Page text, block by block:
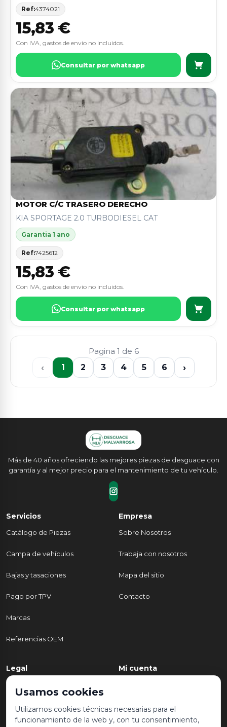
Ref:4374021
15,83 €
Con IVA, gastos de envio no incluidos.
Consultar por whatsapp
MOTOR C/C TRASERO DERECHO
KIA SPORTAGE 2.0 TURBODIESEL CAT
Garantia 1 ano
Ref:7425612
15,83 €
Con IVA, gastos de envio no incluidos.
Consultar por whatsapp
Pagina 1 de 6
‹ 1 2 3 4 5 6 ›
Más de 40 años ofreciendo las mejores piezas de desguace con
garantía y al mejor precio para el mantenimiento de tu vehículo.
Servicios
Catálogo de Piezas
Campa de vehículos
Bajas y tasaciones
Pago por TPV
Marcas
Referencias OEM
Empresa
Sobre Nosotros
Trabaja con nosotros
Mapa del sitio
Contacto
Legal
Política de Privacidad
Aviso legal y condiciones de
uso
Mi cuenta
Mis pedidos
Usamos cookies
Utilizamos cookies técnicas necesarias para el
funcionamiento de la web y, con tu consentimiento,